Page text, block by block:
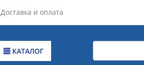
Доставка и оплата
КАТАЛОГ